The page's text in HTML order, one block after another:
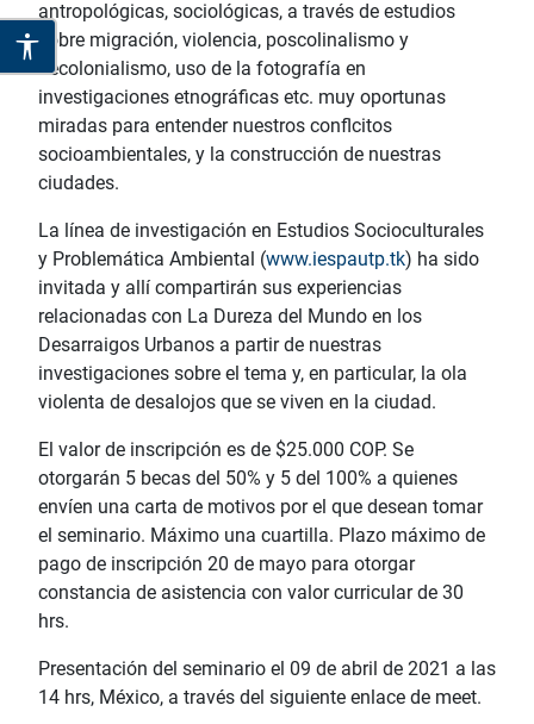
antropológicas, sociológicas, a través de estudios
sobre migración, violencia, poscolinalismo y
decolonialismo, uso de la fotografía en
investigaciones etnográficas etc. muy oportunas
miradas para entender nuestros conflcitos
socioambientales, y la construcción de nuestras
ciudades.
La línea de investigación en Estudios Socioculturales
y Problemática Ambiental (www.iespautp.tk) ha sido
invitada y allí compartirán sus experiencias
relacionadas con La Dureza del Mundo en los
Desarraigos Urbanos a partir de nuestras
investigaciones sobre el tema y, en particular, la ola
violenta de desalojos que se viven en la ciudad.
El valor de inscripción es de $25.000 COP. Se
otorgarán 5 becas del 50% y 5 del 100% a quienes
envíen una carta de motivos por el que desean tomar
el seminario. Máximo una cuartilla. Plazo máximo de
pago de inscripción 20 de mayo para otorgar
constancia de asistencia con valor curricular de 30
hrs.
Presentación del seminario el 09 de abril de 2021 a las
14 hrs, México, a través del siguiente enlace de meet.